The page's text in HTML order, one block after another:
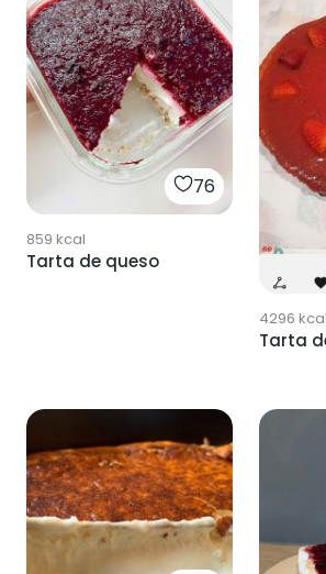
76
859 kcal
Tarta de queso
4296 kcal
Tarta